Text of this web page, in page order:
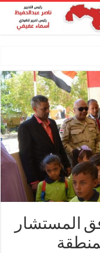
فنية ترس
المستشار